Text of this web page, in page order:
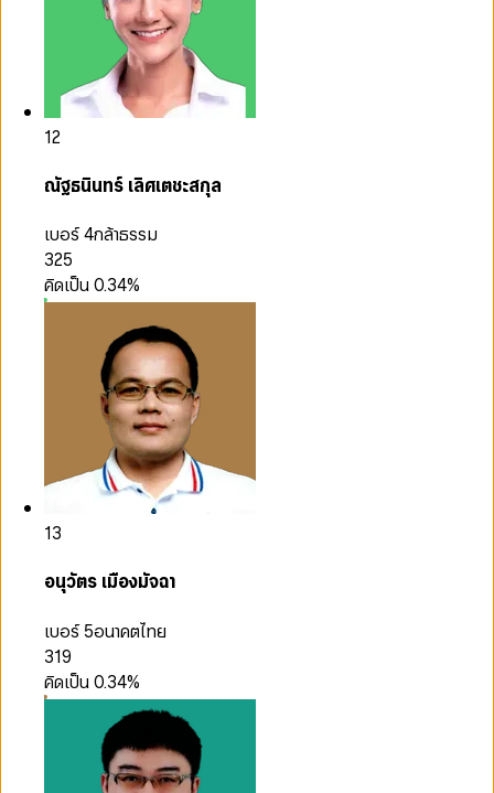
12
ณัฐธนินทร์ เลิศเตชะสกุล
เบอร์ 4กล้าธรรม
325
คิดเป็น0.34%
13
อนุวัตร เมืองมัจฉา
เบอร์ 5อนาคตไทย
319
คิดเป็น0.34%